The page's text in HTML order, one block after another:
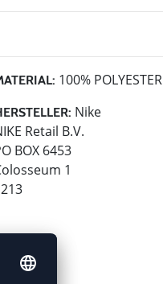
100% POLYESTER
Nike
Retail B.V.
BOX 6453
1